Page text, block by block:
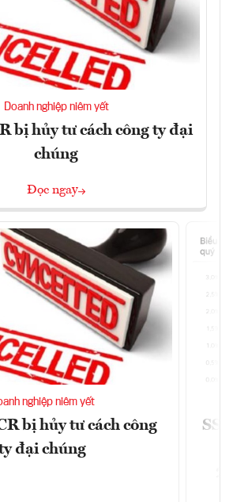
Doanh nghiệp niêm yết
bị hủy tư cách công ty đại
chúng
Đọc ngay
nghiệp niêm yết
bị hủy tư cách công
đại chúng
SSI